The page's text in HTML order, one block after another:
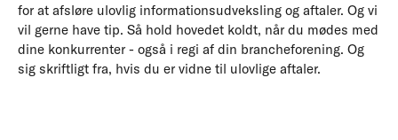
for at afsløre ulovlig informationsudveksling og aftaler. Og vi
vil gerne have tip. Så hold hovedet koldt, når du mødes med
dine konkurrenter - også i regi af din brancheforening. Og
sig skriftligt fra, hvis du er vidne til ulovlige aftaler.